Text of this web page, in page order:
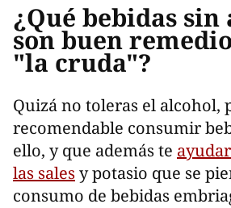
¿Qué bebidas
son buen
"la cruda"?
Quizá no toleras el alcohol,
recomendable consumir
ello, y que además te
las sales y potasio que se
consumo de bebidas